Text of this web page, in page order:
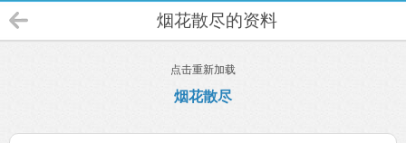
烟花散尽的资料
点击重新加载
烟花散尽